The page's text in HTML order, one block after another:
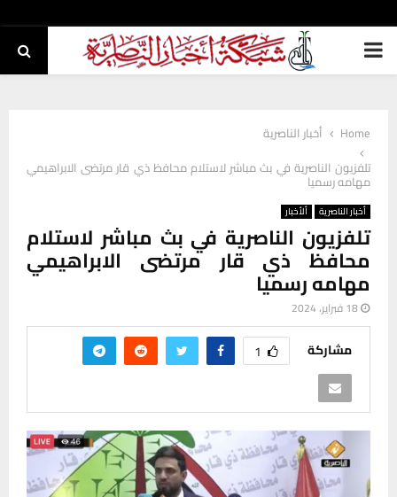
PRIMARY
Home
أخبار الناصرية
تلفزيون الناصرية في بث مباشر لاستلام محافظ ذي قار مرتضى الابراهيمي
مهامه رسميا
أخبار الناصرية ألأخبار
تلفزيون الناصرية في بث مباشر لاستلام
محافظ ذي قار مرتضى الابراهيمي
مهامه رسميا
18 فبراير، 2024
مشاركة 1